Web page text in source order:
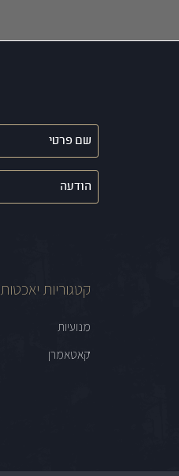
שם
פרטי
(חובה)
הודעה
קטגוריות יאכטות
מנועיות
קאטאמרן